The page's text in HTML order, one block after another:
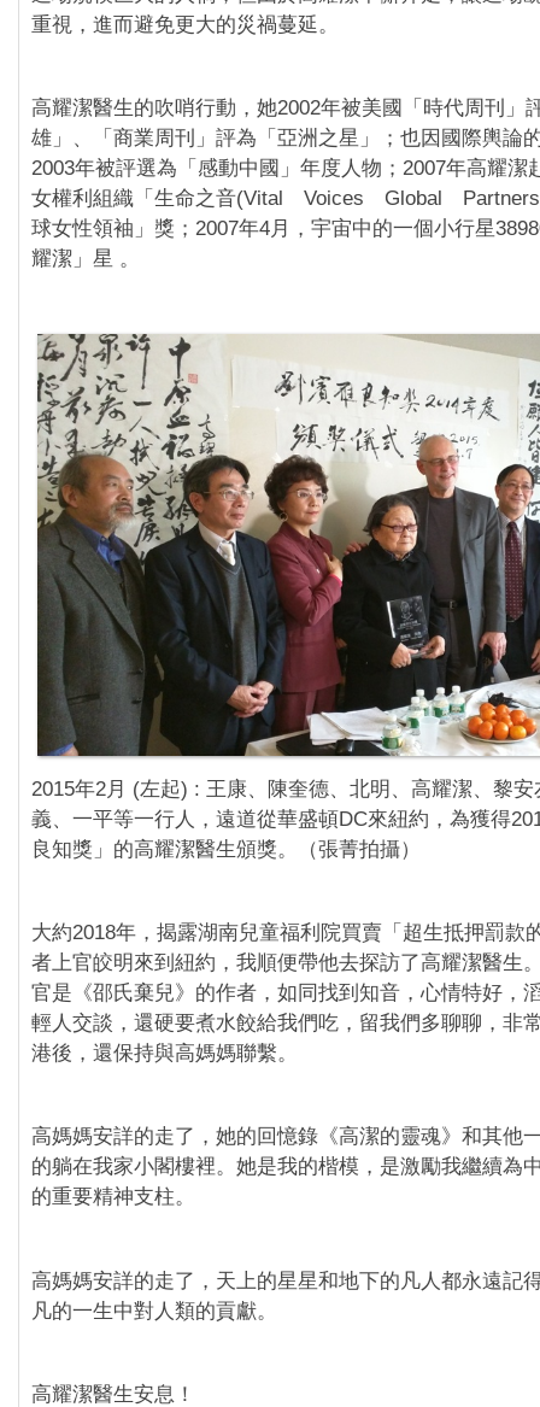
重視，進而避免更大的災禍蔓延。
高耀潔醫生的吹哨行動，她2002年被美國「時代周刊」
雄」、「商業周刊」評為「亞洲之星」；也因國際輿論
2003年被評選為「感動中國」年度人物；2007年高耀潔
女權利組織「生命之音(Vital Voices Global
球女性領袖」獎；2007年4月，宇宙中的一個小行星
耀潔」星 。
2015年2月 (左起) : 王康、陳奎德、北明、高耀潔、黎
義、一平等一行人，遠道從華盛頓DC來紐約，為獲得
良知獎」的高耀潔醫生頒獎。（張菁拍攝）
大約2018年，揭露湖南兒童福利院買賣「超生抵押罰款
者上官皎明來到紐約，我順便帶他去探訪了高耀潔醫生
官是《邵氏棄兒》的作者，如同找到知音，心情特好，
輕人交談，還硬要煮水餃給我們吃，留我們多聊聊，非
港後，還保持與高媽媽聯繫。
高媽媽安詳的走了，她的回憶錄《高潔的靈魂》和其他
的躺在我家小閣樓裡。她是我的楷模，是激勵我繼續為
的重要精神支柱。
高媽媽安詳的走了，天上的星星和地下的凡人都永遠記
凡的一生中對人類的貢獻。
高耀潔醫生安息！